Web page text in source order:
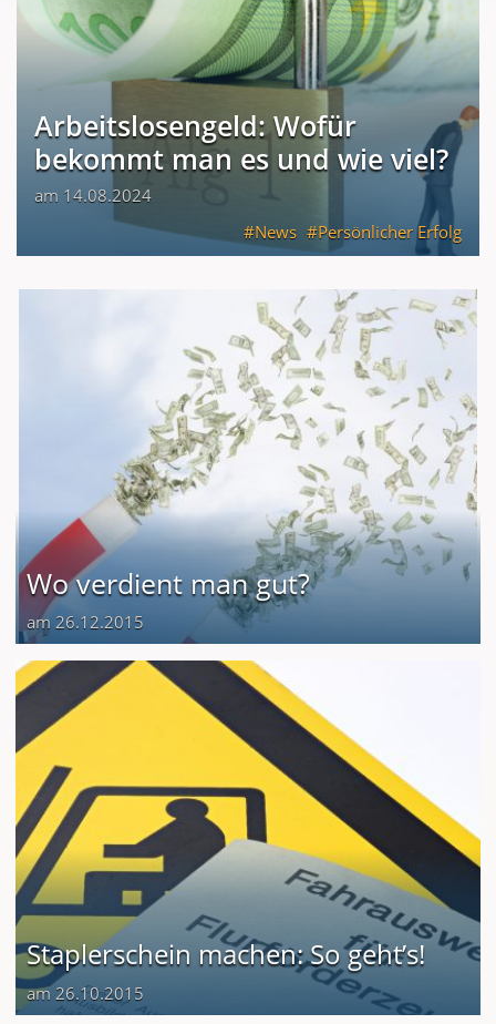
Arbeitslosengeld: Wofür
bekommt man es und wie viel?
am 14.08.2024
News
Persönlicher Erfolg
Wo verdient man gut?
am 26.12.2015
Staplerschein machen: So geht’s!
am 26.10.2015